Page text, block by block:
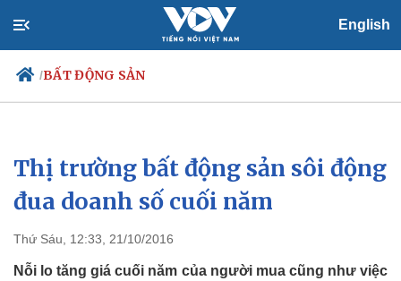
English
/BẤT ĐỘNG SẢN
Chính trị
Đảng
Tổ chức nhân sự
Nhận diện sự thật
Xã hội
Tin 24h
Dự báo thời tiết
Việc làm
Thị trường bất động sản sôi động
đua doanh số cuối năm
Thứ Sáu, 12:33, 21/10/2016
Nỗi lo tăng giá cuối năm của người mua cũng như việc